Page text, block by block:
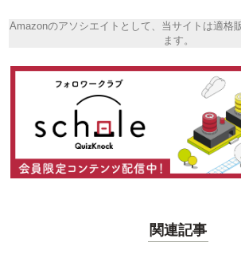
Amazonのアソシエイトとして、当サイトは適格
ます。
関連記事